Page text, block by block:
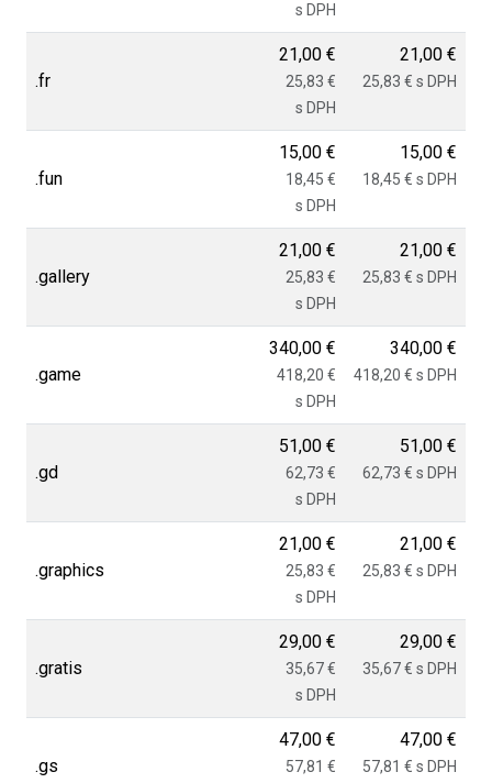
s DPH
.fr
21,00 €
25,83 €
s DPH
21,00 €
25,83 € s DPH
.fun
15,00 €
18,45 €
s DPH
15,00 €
18,45 € s DPH
.gallery
21,00 €
25,83 €
s DPH
21,00 €
25,83 € s DPH
.game
340,00 €
418,20 €
s DPH
340,00 €
418,20 € s DPH
.gd
51,00 €
62,73 €
s DPH
51,00 €
62,73 € s DPH
.graphics
21,00 €
25,83 €
s DPH
21,00 €
25,83 € s DPH
.gratis
29,00 €
35,67 €
s DPH
29,00 €
35,67 € s DPH
.gs
47,00 €
57,81 €
47,00 €
57,81 € s DPH